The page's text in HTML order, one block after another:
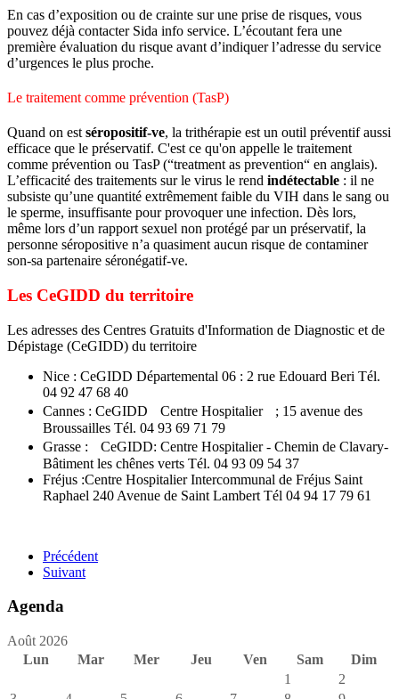
En cas d’exposition ou de crainte sur une prise de risques, vous
pouvez déjà contacter Sida info service. L’écoutant fera une
première évaluation du risque avant d’indiquer l’adresse du service
d’urgences le plus proche.
Le traitement comme prévention (TasP)
Quand on est séropositif-ve, la trithérapie est un outil préventif aussi
efficace que le préservatif. C'est ce qu'on appelle le traitement
comme prévention ou TasP (“treatment as prevention“ en anglais).
L’efficacité des traitements sur le virus le rend indétectable : il ne
subsiste qu’une quantité extrêmement faible du VIH dans le sang ou
le sperme, insuffisante pour provoquer une infection. Dès lors,
même lors d’un rapport sexuel non protégé par un préservatif, la
personne séropositive n’a quasiment aucun risque de contaminer
son-sa partenaire séronégatif-ve.
Les CeGIDD du territoire
Les adresses des Centres Gratuits d'Information de Diagnostic et de
Dépistage (CeGIDD) du territoire
Nice : CeGIDD Départemental 06 : 2 rue Edouard Beri Tél.
04 92 47 68 40
Cannes : CeGIDD Centre Hospitalier ; 15 avenue des
Broussailles Tél. 04 93 69 71 79
Grasse : CeGIDD: Centre Hospitalier - Chemin de Clavary-
Bâtiment les chênes verts Tél. 04 93 09 54 37
Fréjus :Centre Hospitalier Intercommunal de Fréjus Saint
Raphael 240 Avenue de Saint Lambert Tél 04 94 17 79 61
Précédent
Suivant
Agenda
Août 2026
Lun
Mar Mer Jeu Ven Sam
Dim
1
2